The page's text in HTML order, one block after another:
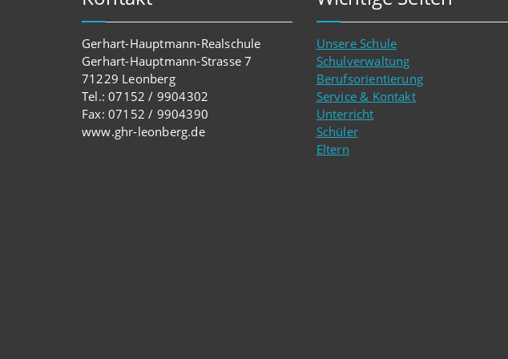
Gerhart-Hauptmann-Realschule
Gerhart-Hauptmann-Strasse 7
71229 Leonberg
Tel.: 07152 / 9904302
Fax: 07152 / 9904390
www.ghr-leonberg.de
Unsere Schule
Schulverwaltung
Berufsorientierung
Service & Kontakt
Unterricht
Schüler
Eltern